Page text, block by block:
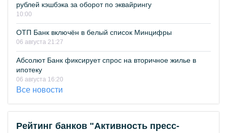
рублей кэшбэка за оборот по эквайрингу
10:00
ОТП Банк включён в белый список Минцифры
06 августа 21:27
Абсолют Банк фиксирует спрос на вторичное жилье в
ипотеку
06 августа 16:20
Все новости
Рейтинг банков "Активность пресс-